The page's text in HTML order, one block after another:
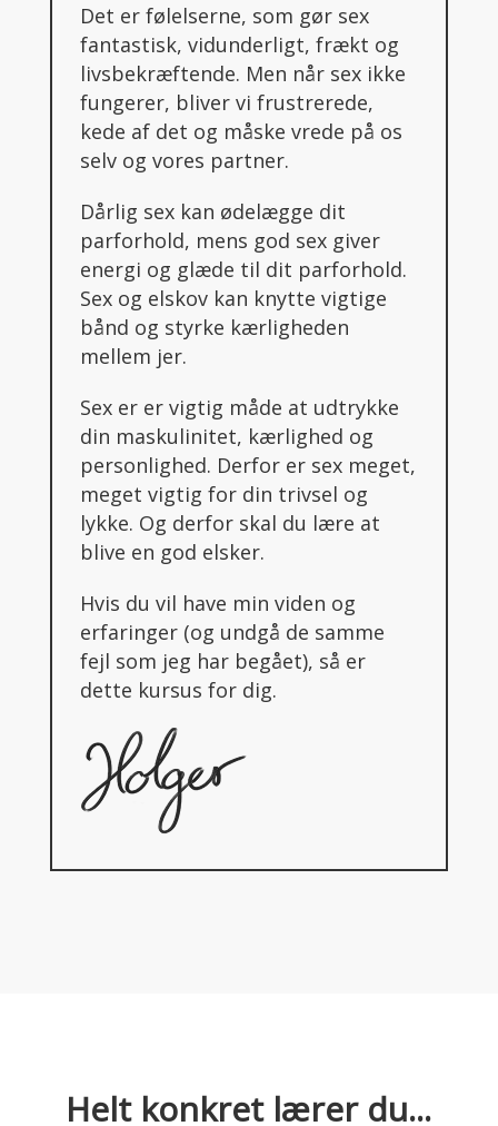
Det er følelserne, som gør sex
fantastisk, vidunderligt, frækt og
livsbekræftende. Men når sex ikke
fungerer, bliver vi frustrerede,
kede af det og måske vrede på os
selv og vores partner.
Dårlig sex kan ødelægge dit
parforhold, mens god sex giver
energi og glæde til dit parforhold.
Sex og elskov kan knytte vigtige
bånd og styrke kærligheden
mellem jer.
Sex er er vigtig måde at udtrykke
din maskulinitet, kærlighed og
personlighed. Derfor er sex meget,
meget vigtig for din trivsel og
lykke. Og derfor skal du lære at
blive en god elsker.
Hvis du vil have min viden og
erfaringer (og undgå de samme
fejl som jeg har begået), så er
dette kursus for dig.
Helt konkret lærer du...